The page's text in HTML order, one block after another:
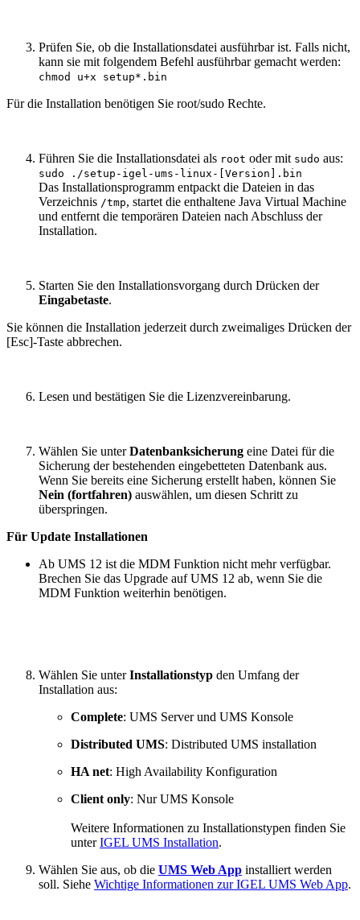
Prüfen Sie, ob die Installationsdatei ausführbar ist. Falls nicht,
kann sie mit folgendem Befehl ausführbar gemacht werden:
chmod u+x setup*.bin
Für die Installation benötigen Sie root/sudo Rechte.
Führen Sie die Installationsdatei als root oder mit sudo aus:
sudo ./setup-igel-ums-linux-[Version].bin
Das Installationsprogramm entpackt die Dateien in das
Verzeichnis /tmp, startet die enthaltene Java Virtual Machine
und entfernt die temporären Dateien nach Abschluss der
Installation.
Starten Sie den Installationsvorgang durch Drücken der
Eingabetaste.
Sie können die Installation jederzeit durch zweimaliges Drücken der
[Esc]-Taste abbrechen.
Lesen und bestätigen Sie die Lizenzvereinbarung.
Wählen Sie unterDatenbanksicherung eine Datei für die
Sicherung der bestehenden eingebetteten Datenbank aus.
Wenn Sie bereits eine Sicherung erstellt haben, können Sie
Nein (fortfahren) auswählen, um diesen Schritt zu
überspringen.
Für Update Installationen
Ab UMS 12 ist die MDM Funktion nicht mehr verfügbar.
Brechen Sie das Upgrade auf UMS 12 ab, wenn Sie die
MDM Funktion weiterhin benötigen.
Wählen Sie unterInstallationstyp den Umfang der
Installation aus:
Complete: UMS Server und UMS Konsole
Distributed UMS: Distributed UMS installation
HA net: High Availability Konfiguration
Client only: Nur UMS Konsole
Weitere Informationen zu Installationstypen finden Sie
unterIGEL UMS Installation.
Wählen Sie aus, ob die UMS Web App installiert werden
soll. Siehe Wichtige Informationen zur IGEL UMS Web App.